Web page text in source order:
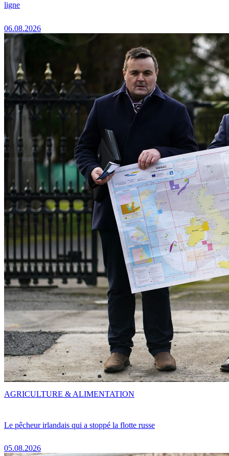
ligne
06.08.2026
Le pêcheur irlandais qui a stoppé la flotte russe
05.08.2026
AGRICULTURE & ALIMENTATION